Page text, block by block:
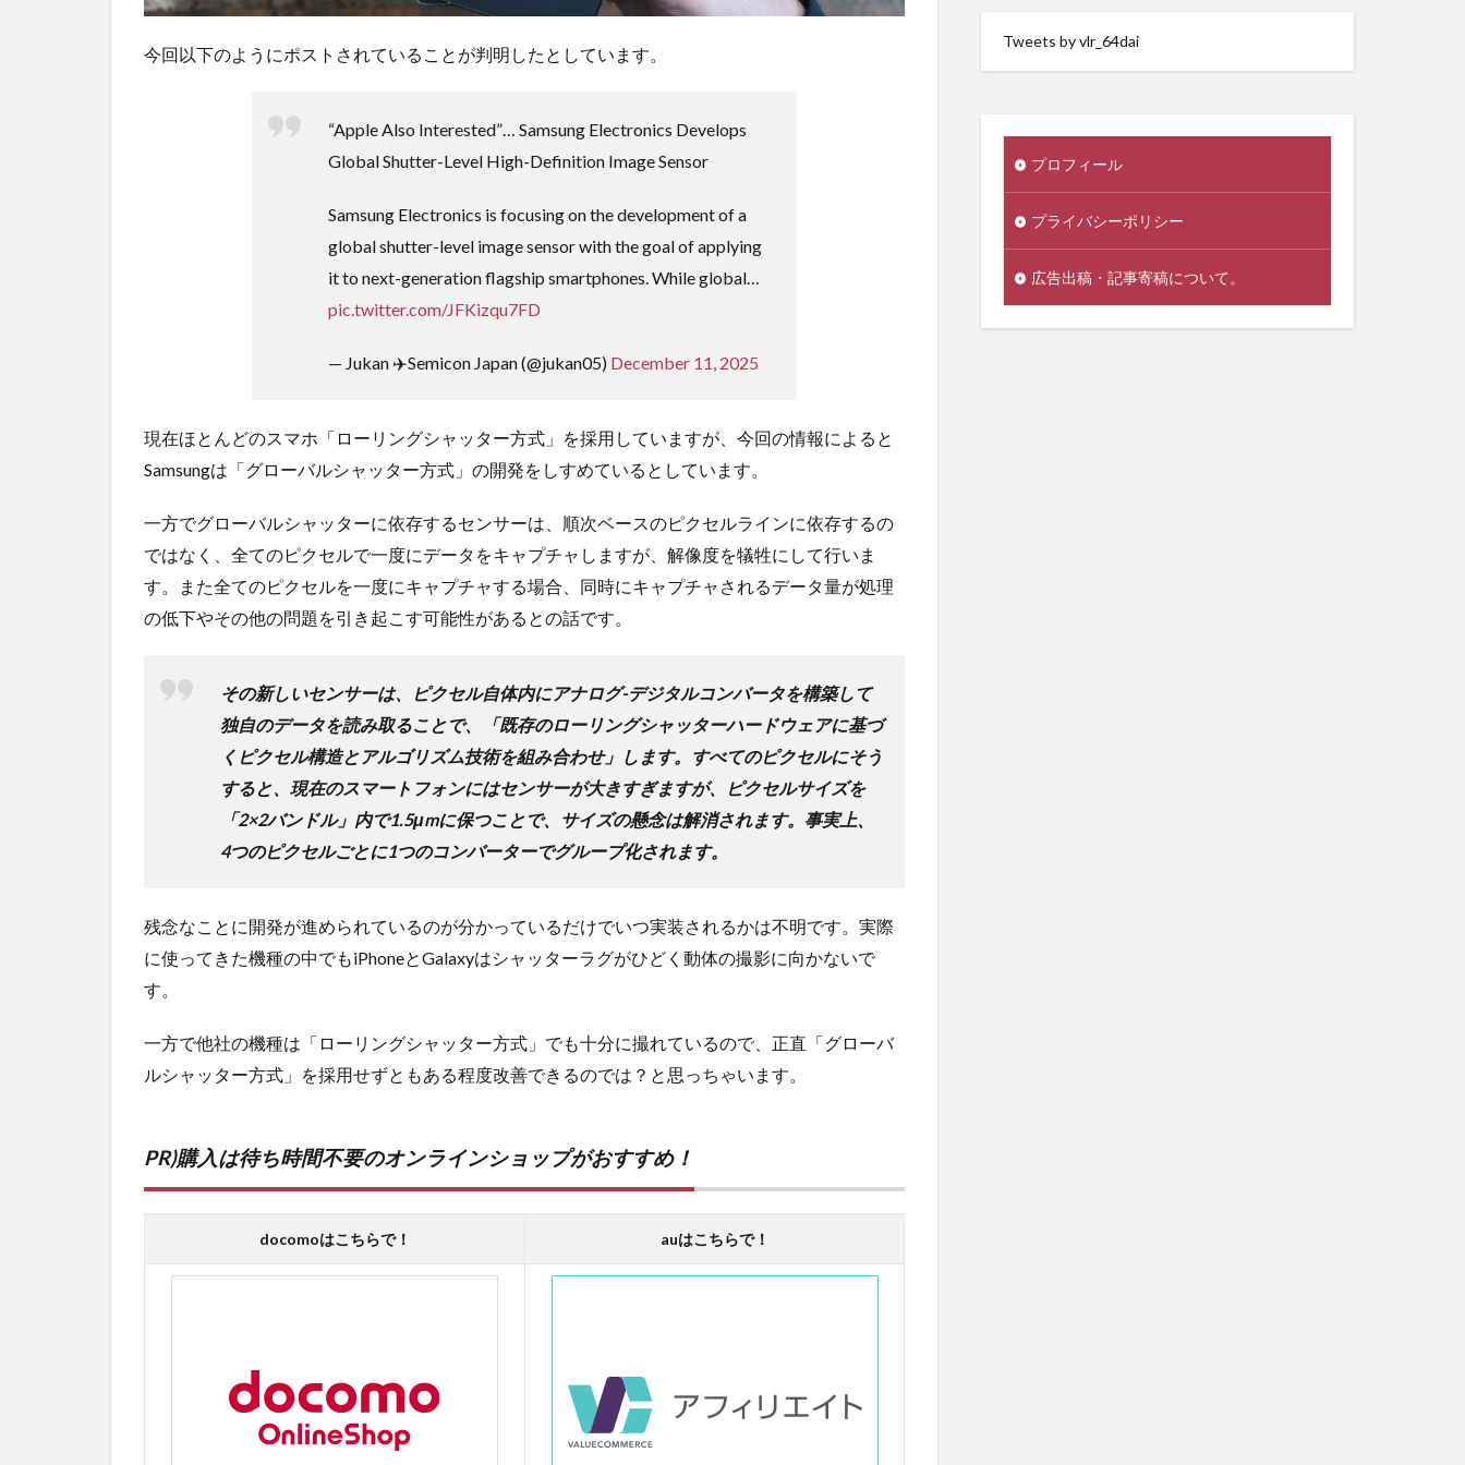
今回以下のようにポストされていることが判明したとしています。
“Apple Also Interested”… Samsung Electronics Develops
Global Shutter-Level High-Definition Image Sensor
Samsung Electronics is focusing on the development of a
global shutter-level image sensor with the goal of applying
it to next-generation flagship smartphones. While global…
pic.twitter.com/JFKizqu7FD
— Jukan ✈️Semicon Japan (@jukan05) December 11, 2025
現在ほとんどのスマホ「ローリングシャッター方式」を採用していますが、今回の情報によると
Samsungは「グローバルシャッター方式」の開発をしすめているとしています。
一方でグローバルシャッターに依存するセンサーは、順次ベースのピクセルラインに依存するの
ではなく、全てのピクセルで一度にデータをキャプチャしますが、解像度を犠牲にして行いま
す。また全てのピクセルを一度にキャプチャする場合、同時にキャプチャされるデータ量が処理
の低下やその他の問題を引き起こす可能性があるとの話です。
その新しいセンサーは、ピクセル自体内にアナログ-デジタルコンバータを構築して
独自のデータを読み取ることで、「既存のローリングシャッターハードウェアに基づ
くピクセル構造とアルゴリズム技術を組み合わせ」します。すべてのピクセルにそう
すると、現在のスマートフォンにはセンサーが大きすぎますが、ピクセルサイズを
「2×2バンドル」内で1.5μmに保つことで、サイズの懸念は解消されます。事実上、
4つのピクセルごとに1つのコンバーターでグループ化されます。
残念なことに開発が進められているのが分かっているだけでいつ実装されるかは不明です。実際
に使ってきた機種の中でもiPhoneとGalaxyはシャッターラグがひどく動体の撮影に向かないで
す。
一方で他社の機種は「ローリングシャッター方式」でも十分に撮れているので、正直「グローバ
ルシャッター方式」を採用せずともある程度改善できるのでは？と思っちゃいます。
PR)購入は待ち時間不要のオンラインショップがおすすめ！
docomoはこちらで！ auはこちらで！
Tweets by vlr_64dai
プロフィール
プライバシーポリシー
広告出稿・記事寄稿について。